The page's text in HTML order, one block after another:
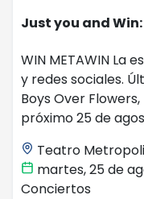
Just you and
WIN METAWIN La
y redes sociales.
Boys Over
próximo 25 de
Teatro
martes, 25 de
Conciertos